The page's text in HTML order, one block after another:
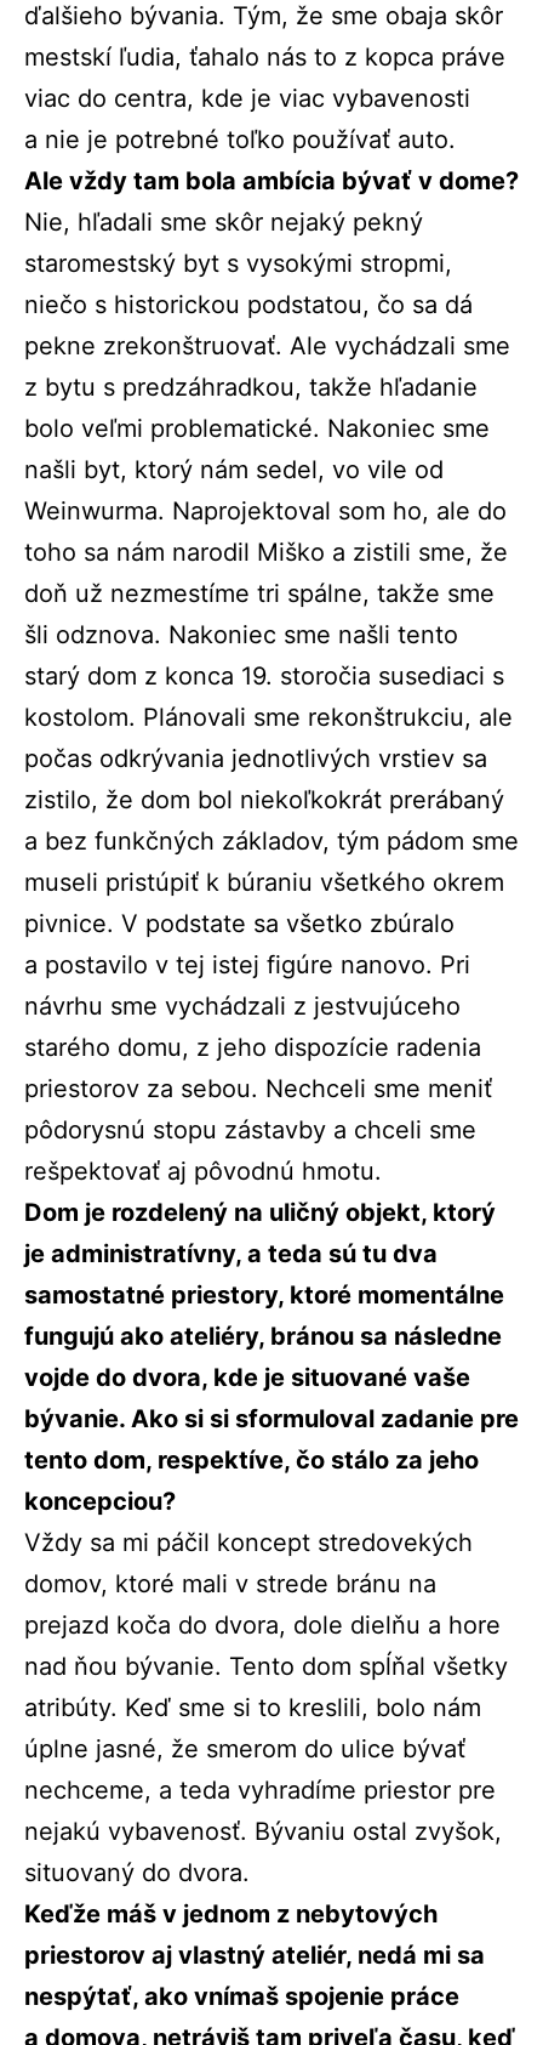
ďalšieho bývania. Tým, že sme obaja skôr
mestskí ľudia, ťahalo nás to z kopca práve
viac do centra, kde je viac vybavenosti
a nie je potrebné toľko používať auto.
Ale vždy tam bola ambícia bývať v dome?
Nie, hľadali sme skôr nejaký pekný
staromestský byt s vysokými stropmi,
niečo s historickou podstatou, čo sa dá
pekne zrekonštruovať. Ale vychádzali sme
z bytu s predzáhradkou, takže hľadanie
bolo veľmi problematické. Nakoniec sme
našli byt, ktorý nám sedel, vo vile od
Weinwurma. Naprojektoval som ho, ale do
toho sa nám narodil Miško a zistili sme, že
doň už nezmestíme tri spálne, takže sme
šli odznova. Nakoniec sme našli tento
starý dom z konca 19. storočia susediaci s
kostolom. Plánovali sme rekonštrukciu, ale
počas odkrývania jednotlivých vrstiev sa
zistilo, že dom bol niekoľkokrát prerábaný
a bez funkčných základov, tým pádom sme
museli pristúpiť k búraniu všetkého okrem
pivnice. V podstate sa všetko zbúralo
a postavilo v tej istej figúre nanovo. Pri
návrhu sme vychádzali z jestvujúceho
starého domu, z jeho dispozície radenia
priestorov za sebou. Nechceli sme meniť
pôdorysnú stopu zástavby a chceli sme
rešpektovať aj pôvodnú hmotu.
Dom je rozdelený na uličný objekt, ktorý
je administratívny, a teda sú tu dva
samostatné priestory, ktoré momentálne
fungujú ako ateliéry, bránou sa následne
vojde do dvora, kde je situované vaše
bývanie. Ako si si sformuloval zadanie pre
tento dom, respektíve, čo stálo za jeho
koncepciou?
Vždy sa mi páčil koncept stredovekých
domov, ktoré mali v strede bránu na
prejazd koča do dvora, dole dielňu a hore
nad ňou bývanie. Tento dom spĺňal všetky
atribúty. Keď sme si to kreslili, bolo nám
úplne jasné, že smerom do ulice bývať
nechceme, a teda vyhradíme priestor pre
nejakú vybavenosť. Bývaniu ostal zvyšok,
situovaný do dvora.
Keďže máš v jednom z nebytových
priestorov aj vlastný ateliér, nedá mi sa
nespýtať, ako vnímaš spojenie práce
a domova, netráviš tam priveľa času, keď